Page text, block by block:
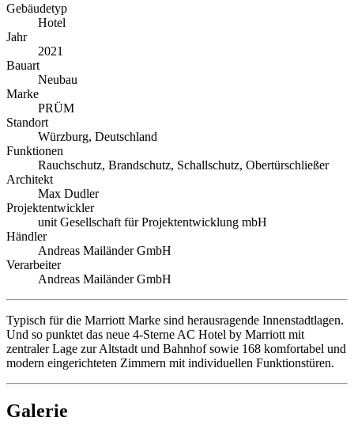
Gebäudetyp
Hotel
Jahr
2021
Bauart
Neubau
Marke
PRÜM
Standort
Würzburg, Deutschland
Funktionen
Rauchschutz, Brandschutz, Schallschutz, Obertürschließer
Architekt
Max Dudler
Projektentwickler
unit Gesellschaft für Projektentwicklung mbH
Händler
Andreas Mailänder GmbH
Verarbeiter
Andreas Mailänder GmbH
Typisch für die Marriott Marke sind herausragende Innenstadtlagen.
Und so punktet das neue 4-Sterne AC Hotel by Marriott mit
zentraler Lage zur Altstadt und Bahnhof sowie 168 komfortabel und
modern eingerichteten Zimmern mit individuellen Funktionstüren.
Galerie